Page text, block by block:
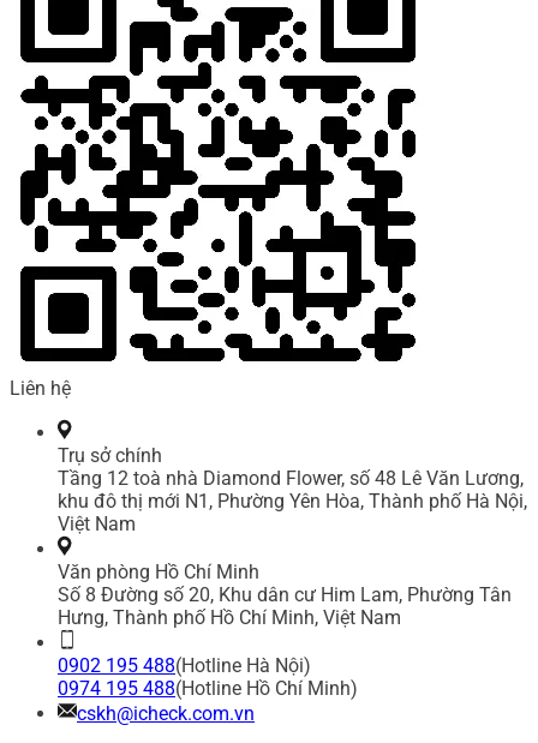
Liên hệ
Trụ sở chính
Tầng 12 toà nhà Diamond Flower, số 48 Lê Văn Lương,
khu đô thị mới N1, Phường Yên Hòa, Thành phố Hà Nội,
Việt Nam
Văn phòng Hồ Chí Minh
Số 8 Đường số 20, Khu dân cư Him Lam, Phường Tân
Hưng, Thành phố Hồ Chí Minh, Việt Nam
0902 195 488(Hotline Hà Nội)
0974 195 488(Hotline Hồ Chí Minh)
cskh@icheck.com.vn